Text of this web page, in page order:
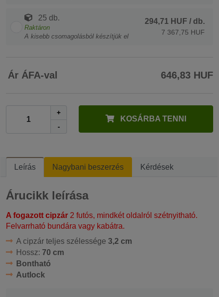
25 db.
Raktáron
A kisebb csomagolásból készítjük el
294,71 HUF / db.
7 367,75 HUF
Ár ÁFA-val 646,83 HUF
+
-
KOSÁRBA TENNI
Leírás Nagybani beszerzés Kérdések
Árucikk leírása
A fogazott cipzár 2 futós, mindkét oldalról szétnyitható.
Felvarrható bundára vagy kabátra.
A cipzár teljes szélessége 3,2 cm
Hossz: 70 cm
Bontható
Autlock